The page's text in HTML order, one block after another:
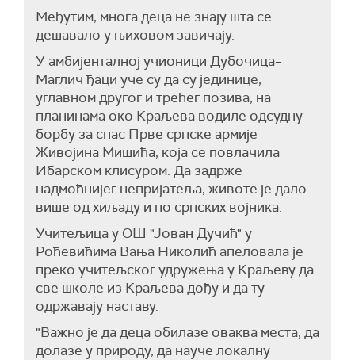
Међутим, многа деца не знају шта се
дешавало у њиховом завичају.
У амбијенталној учионици Дубочица–
Маглич ђаци уче су да су јединице,
углавном другог и трећег позива, на
планинама око Краљева водиле одсудну
борбу за спас Прве српске армије
Живојина Мишића, која се повлачила
Ибарском клисуром. Да задрже
надмоћнијег непријатеља, животе је дало
више од хиљаду и по српских војника.
Учитељица у ОШ "Јован Дучић" у
Роћевићима Вања Николић апеловала је
преко учитељског удружења у Краљеву да
све школе из Краљева дођу и да ту
одржавају наставу.
"Важно је да деца обилазе оваква места, да
долазе у природу, да науче локалну